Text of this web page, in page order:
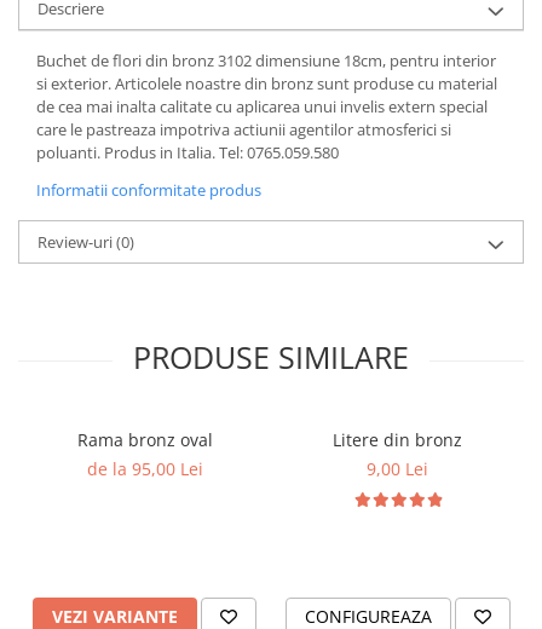
Descriere
Buchet de flori din bronz 3102 dimensiune 18cm, pentru interior
si exterior. Articolele noastre din bronz sunt produse cu material
de cea mai inalta calitate cu aplicarea unui invelis extern special
care le pastreaza impotriva actiunii agentilor atmosferici si
poluanti. Produs in Italia. Tel: 0765.059.580
Informatii conformitate produs
Review-uri(0)
PRODUSE SIMILARE
Rama bronz oval
de la 95,00 Lei
VEZI VARIANTE
Litere din bronz
9,00 Lei
CONFIGUREAZA